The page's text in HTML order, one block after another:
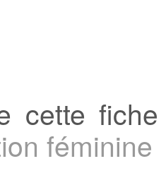
cette
féminine